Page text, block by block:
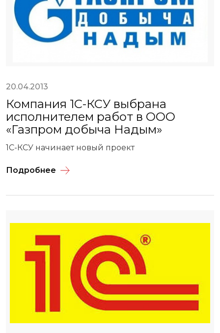
20.04.2013
Компания 1С-КСУ выбрана
исполнителем работ в ООО
«Газпром добыча Надым»
1С-КСУ начинает новый проект
Подробнее